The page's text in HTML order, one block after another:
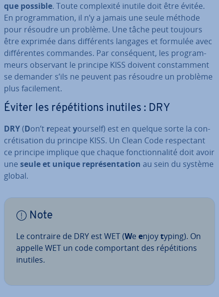
que possible. Toute com­plexité inutile doit être évitée.
En pro­gram­ma­tion, il n’y a jamais une seule méthode
pour résoudre un problème. Une tâche peut toujours
être exprimée dans dif­fé­rents langages et formulée avec
dif­fé­rentes commandes. Par con­sé­quent, les pro­gram­
meurs observant le principe KISS doivent cons­tam­ment
se demander s’ils ne peuvent pas résoudre un problème
plus fa­ci­le­ment.
Éviter les ré­pé­ti­tions inutiles : DRY
DRY(Don’t repeatyourself) est en quelque sorte la con­
cré­ti­sa­tion du principe KISS. Un Clean Code res­pec­tant
ce principe implique que chaque fonc­tion­na­lité doit avoir
une seule et unique re­pré­sen­ta­tion au sein du système
global.
Note
Le contraire de DRY est WET(We enjoytyping). On
appelle WET un code com­por­tant des ré­pé­ti­tions
inutiles.